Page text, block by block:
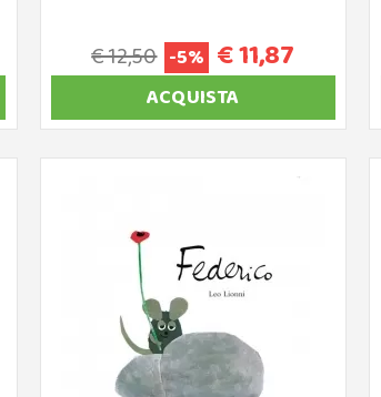
€ 12,50 -5% € 11,87
ACQUISTA